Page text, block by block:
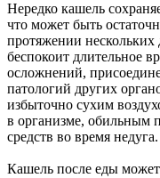
Нередко кашель
что может быть
протяжении нескольких
беспокоит длительное
осложнений,
патологий других
избыточно сухим
в организме, обильным
средств во время недуга.
Кашель после еды может